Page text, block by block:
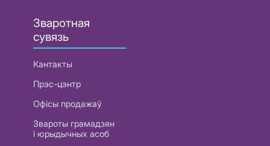
Зваротная
сувязь
Кантакты
Прэс-цэнтр
Офісы продажаў
Звароты грамадзян
і юрыдычных асоб